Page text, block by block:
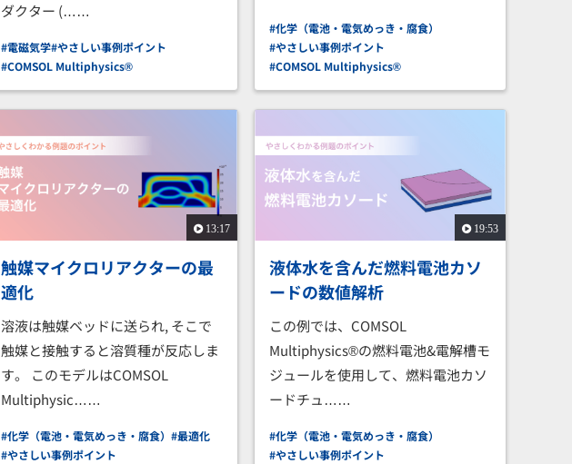
ダクター (……
#電磁気学#やさしい事例ポイント
#COMSOL Multiphysics®
#化学（電池・電気めっき・腐食）
#やさしい事例ポイント
#COMSOL Multiphysics®
13:17
触媒マイクロリアクターの最
適化
溶液は触媒ベッドに送られ, そこで
触媒と接触すると溶質種が反応しま
す。 このモデルはCOMSOL
Multiphysic……
#化学（電池・電気めっき・腐食）#最適化
#やさしい事例ポイント
19:53
液体水を含んだ燃料電池カソ
ードの数値解析
この例では、COMSOL
Multiphysics®の燃料電池&電解槽モ
ジュールを使用して、燃料電池カソ
ードチュ……
#化学（電池・電気めっき・腐食）
#やさしい事例ポイント